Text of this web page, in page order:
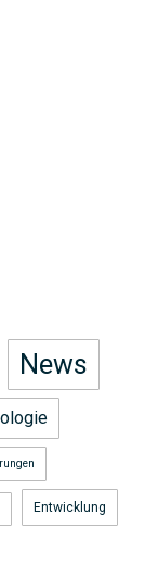
News
Entwicklung